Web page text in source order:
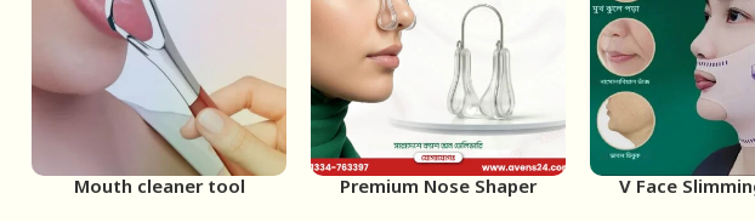
Mouth cleaner tool Premium Nose Shaper V Face